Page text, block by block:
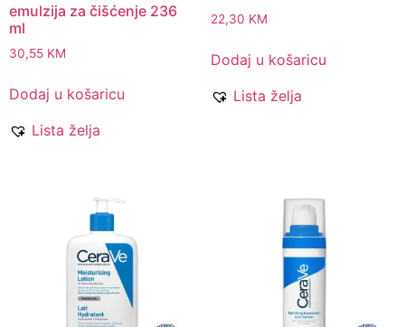
emulzija za čišćenje 236
ml
30,55 KM
Dodaj u košaricu
Lista želja
22,30 KM
Dodaj u košaricu
Lista želja